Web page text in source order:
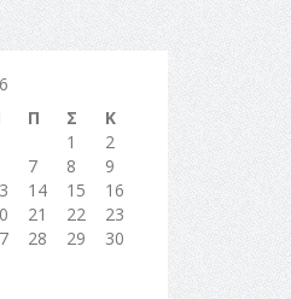
Π Σ
Κ
1
2
7 8
9
14 15
16
21 22
23
28 29
30